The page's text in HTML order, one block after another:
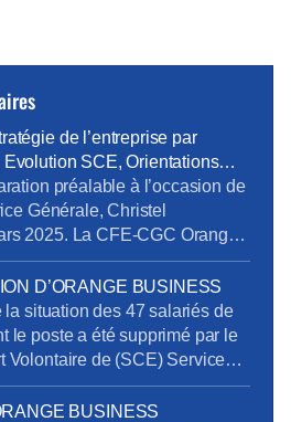
de l’entreprise par
SCE, Orientations
préalable à l’occasion de
Générale, Christel
2025. La CFE-CGC Orange
sujets issus de l’enquête
de Prévention et de
de RPS et un suicide
travail La dégradation […]
D’ORANGE BUSINESS
la situation des 47 salariés de
le poste a été supprimé par le
Volontaire de (SCE) Services
sans qu’ils aient été
en effet que la Direction s’était
BUSINESS